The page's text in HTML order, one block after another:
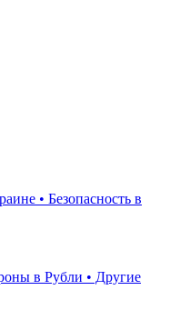
• Безопасность в
в Рубли • Другие